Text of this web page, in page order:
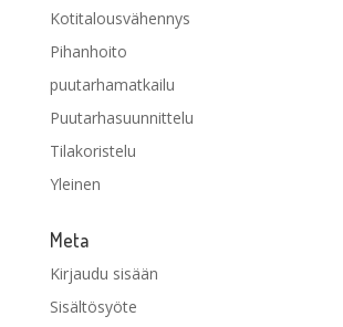
Kotitalousvähennys
Pihanhoito
puutarhamatkailu
Puutarhasuunnittelu
Tilakoristelu
Yleinen
Meta
Kirjaudu sisään
Sisältösyöte